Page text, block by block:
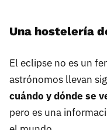
Una hostelería
El eclipse no es un
astrónomos llevan
cuándo y dónde se
pero es una